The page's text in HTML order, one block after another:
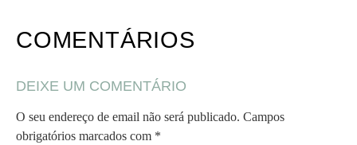
COMENTÁRIOS
DEIXE UM COMENTÁRIO
O seu endereço de email não será publicado. Campos
obrigatórios marcados com *